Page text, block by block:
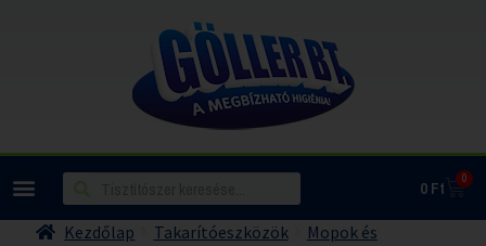
0Ft 0
Kezdőlap Takarítóeszközök
Mopok és